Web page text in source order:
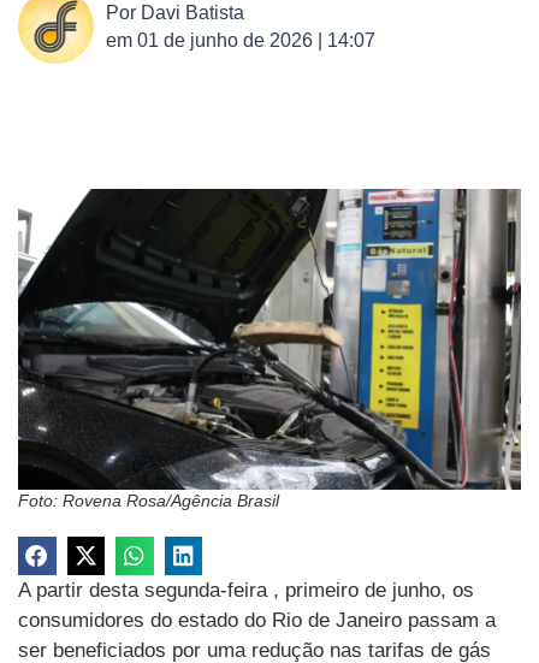
Por Davi Batista
em 01 de junho de 2026 | 14:07
Foto: Rovena Rosa/Agência Brasil
A partir desta segunda-feira , primeiro de junho, os
consumidores do estado do Rio de Janeiro passam a
ser beneficiados por uma redução nas tarifas de gás